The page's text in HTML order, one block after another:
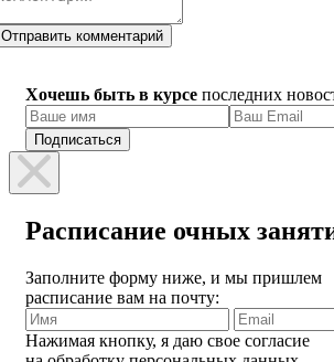
Отправить комментарий
Хочешь быть в курсе последних
Расписание очных
Заполните форму ниже, и мы пришлем
расписание вам на почту:
Нажимая кнопку, я даю свое согласие